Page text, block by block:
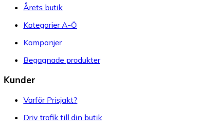
Årets butik
Kategorier A-Ö
Kampanjer
Begagnade produkter
Kunder
Varför Prisjakt?
Driv trafik till din butik